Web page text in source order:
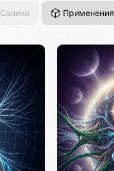
Солики Применения